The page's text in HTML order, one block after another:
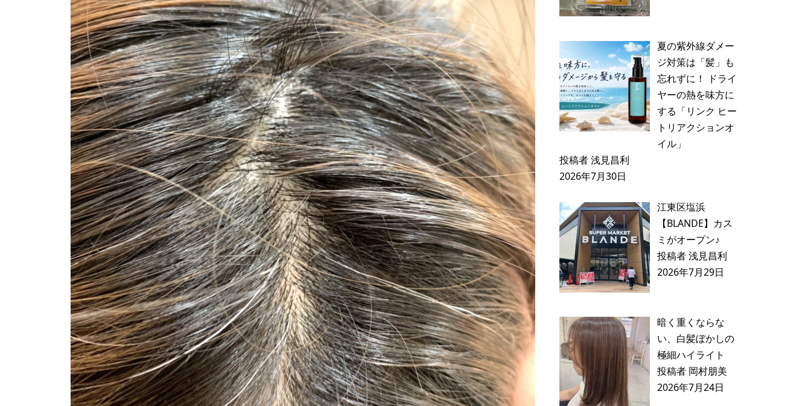
夏の紫外線ダメー
ジ対策は「髪」も
忘れずに！ ドライ
ヤーの熱を味方に
する「リンク ヒー
トリアクションオ
イル」
投稿者 浅見昌利
2026年7月30日
江東区塩浜
【BLANDE】カス
ミがオープン♪
投稿者 浅見昌利
2026年7月29日
暗く重くならな
い、白髪ぼかしの
極細ハイライト
投稿者 岡村朋美
2026年7月24日